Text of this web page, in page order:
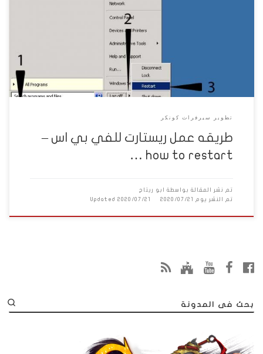
السلام عليكم ورحمه الله وبركاته بالرغم من ان الموضوع ابسط من البساطه
لكن فى ناس مش عارفه مش هرغي كتير المهم هدوس على استارت من
هنا فى المربع بتاع Comment – اكتب فيه اى حاجه ودوس اوكي
والموضوع انتهى مثال انتهى الدرس الصغير ده
تطوير سيرفرات كونكر
طريقه عمل ريستارت للفي بي اس –
how to restart …
تم نشر المقالة بواسطة
ابو ريتاج
تم النشر يوم 2020/07/21
Updated2020/07/21
بحث فى المدونة